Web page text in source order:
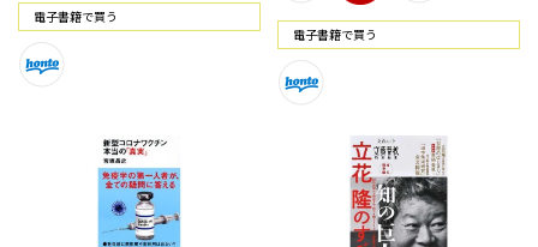
電⼦書籍で買う
電⼦書籍で買う